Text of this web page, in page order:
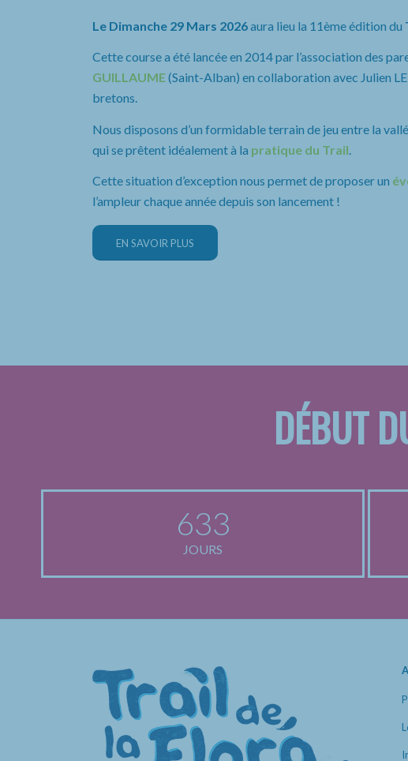
Le Dimanche 29 Mars 2026aura lieu la 11ème édition du
Cette course a été lancée en 2014 par l’association des
GUILLAUME(Saint-Alban) en collaboration avec Julien
bretons.
Nous disposons d’un formidable terrain de jeu entre la
qui se prêtent idéalement à la pratique du Trail
Cette situation d’exception nous permet de proposer un
l’ampleur chaque année depuis son lancement !
EN SAVOIR PLUS
DÉBUT
633
JOURS